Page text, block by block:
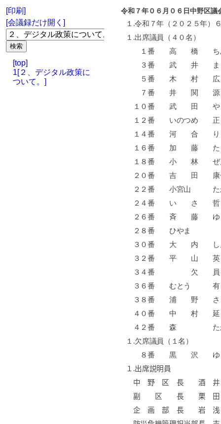
[印刷]
[会議録だけ開く]
[top]
1[２、デジタル政策に
ついて。]
令和７年０６月０６日中野区
１ .令和７年（２０２５年）
１ .出席議員（４０名）
１番 高 橋
３番 武 井
５番 木 村
７番 井 関
１０番 武 田
１２番 いの
１４番 河 合
１６番 加 藤
１８番 小 林
２０番 吉 田
２２番 小宮
２４番 い さ
２６番 斉
２８番 ひや
３０番 大 内
３２番 平
３４番 欠
３６番 むと
３８番 浦 野
４０番 中 村
４２番 森 たか
１ .欠席議員（１名）
８番 黒 沢
１ .出席説明員
中 野 区 長 酒
副 区 長 栗
企 画 部 長